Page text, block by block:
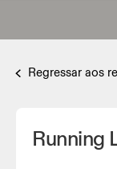
Regressar aos
Running